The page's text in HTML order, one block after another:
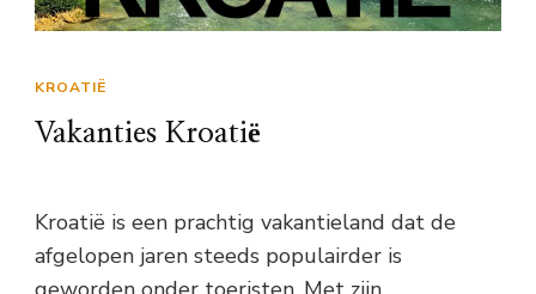
KROATIË
Vakanties Kroatië
Kroatië is een prachtig vakantieland dat de
afgelopen jaren steeds populairder is